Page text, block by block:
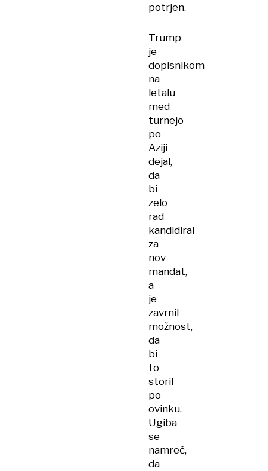
potrjen.
Trump
je
dopisnikom
na
letalu
med
turnejo
po
Aziji
dejal,
da
bi
zelo
rad
kandidiral
za
nov
mandat,
a
je
zavrnil
možnost,
da
bi
to
storil
po
ovinku.
Ugiba
se
namreč,
da